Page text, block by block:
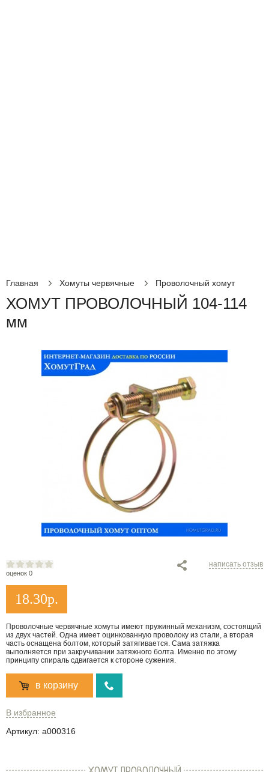
Главная Хомуты червячные Проволочный хомут
ХОМУТ ПРОВОЛОЧНЫЙ 104-114
мм
оценок 0
написать отзыв
18.30р.
Проволочные червячные хомуты имеют пружинный механизм, состоящий
из двух частей. Одна имеет оцинкованную проволоку из стали, а вторая
часть оснащена болтом, который затягивается. Сама затяжка
выполняется при закручивании затяжного болта. Именно по этому
принципу спираль сдвигается к стороне сужения.
в корзину
В избранное
Артикул: a000316